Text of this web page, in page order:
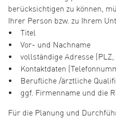
berücksichtigen zu können,
Ihrer Person bzw. zu Ihrem
• Titel
• Vor- und Nachname
• vollständige Adresse (PLZ,
• Kontaktdaten
• Berufliche /ärztliche
• ggf. Firmenname und die
Für die Planung und